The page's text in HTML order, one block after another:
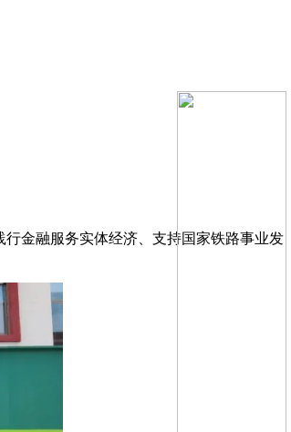
金融服务实体经济、支持国家铁路事业发